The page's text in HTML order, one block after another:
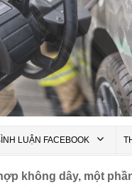
LUẬN FACEBOOK
không dây, một